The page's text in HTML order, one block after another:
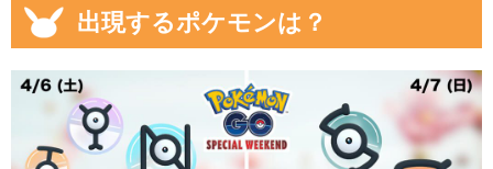
出現するポケモンは？